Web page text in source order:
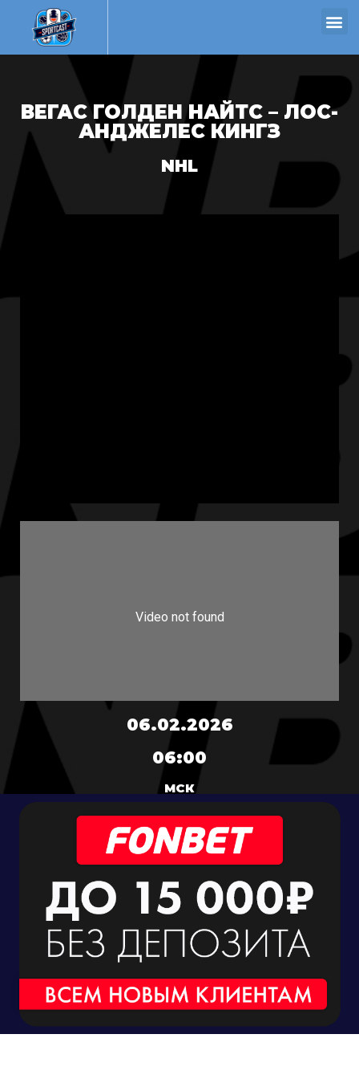
ВЕГАС ГОЛДЕН НАЙТС – ЛОС-
АНДЖЕЛЕС КИНГЗ
NHL
06.02.2026
06:00
МСК